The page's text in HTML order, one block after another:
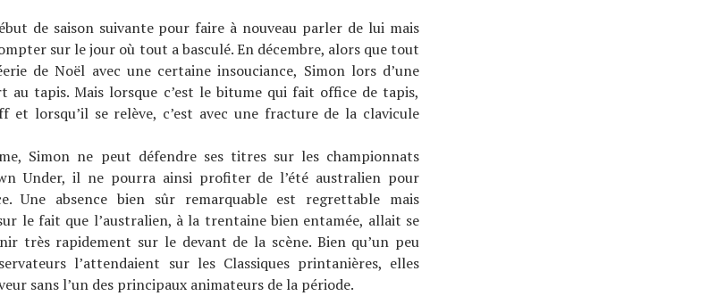
de saison suivante pour faire à nouveau parler de lui mais
sur le jour où tout a basculé. En décembre, alors que tout
de Noël avec une certaine insouciance, Simon lors d’une
au tapis. Mais lorsque c’est le bitume qui fait office de tapis,
et lorsqu’il se relève, c’est avec une fracture de la clavicule
Simon ne peut défendre ses titres sur les championnats
Under, il ne pourra ainsi profiter de l’été australien pour
Une absence bien sûr remarquable est regrettable mais
le fait que l’australien, à la trentaine bien entamée, allait se
très rapidement sur le devant de la scène. Bien qu’un peu
l’attendaient sur les Classiques printanières, elles
sans l’un des principaux animateurs de la période.